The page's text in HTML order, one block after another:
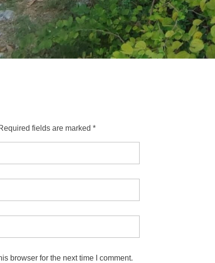
fields are marked *
browser for the next time I comment.